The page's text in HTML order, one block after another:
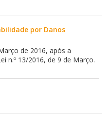
por Danos
de 2016, após a
n.º 13/2016, de 9 de Março.